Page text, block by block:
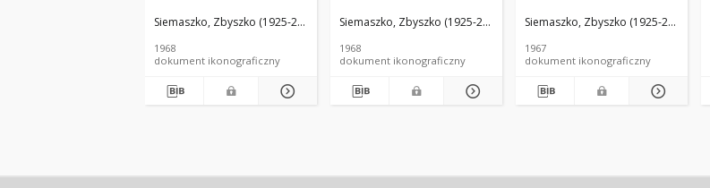
strony zachodniej,
Bojanowo
Siemaszko, Zbyszko (1925-2015).
1968
dokument ikonograficzny
strony południowo-
zachodniej, Bojanowo
Siemaszko, Zbyszko (1925-2015).
1968
dokument ikonograficzny
od strony wschodniej,
Bochnia
Siemaszko, Zbyszko (1925-2015).
1967
dokument ikonograficzny